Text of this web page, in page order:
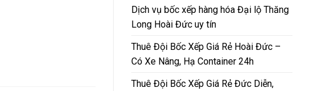
Dịch vụ bốc xếp hàng hóa Đại lộ Thăng
Long Hoài Đức uy tín
Thuê Đội Bốc Xếp Giá Rẻ Hoài Đức –
Có Xe Nâng, Hạ Container 24h
Thuê Đội Bốc Xếp Giá Rẻ Đức Diễn,